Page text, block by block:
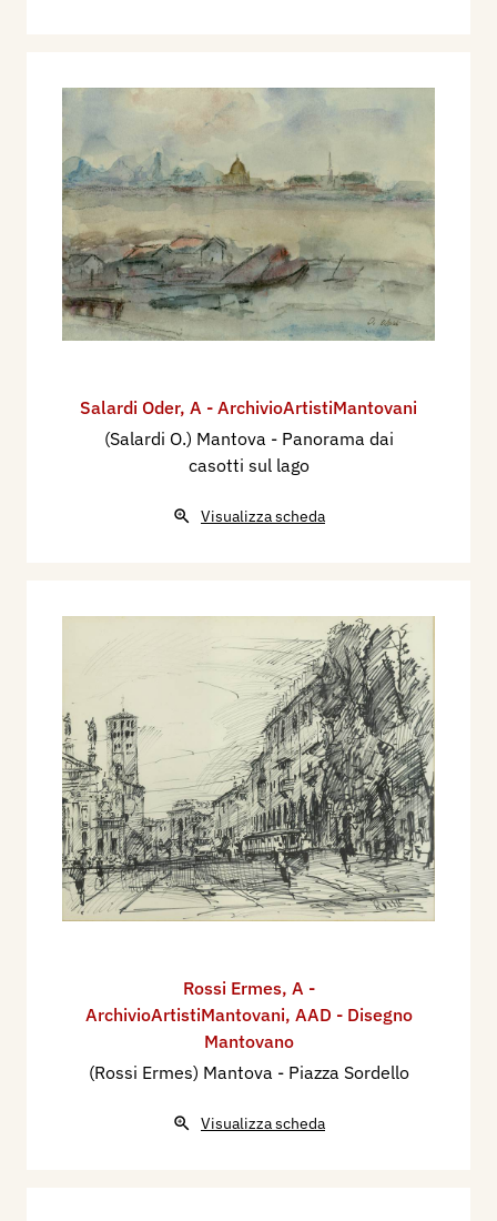
Salardi Oder, A - ArchivioArtistiMantovani
(Salardi O.) Mantova - Panorama dai
casotti sul lago
Visualizza scheda
Rossi Ermes, A -
ArchivioArtistiMantovani, AAD - Disegno
Mantovano
(Rossi Ermes) Mantova - Piazza Sordello
Visualizza scheda